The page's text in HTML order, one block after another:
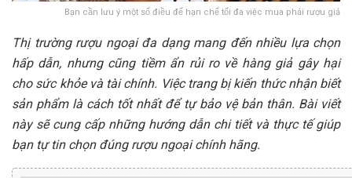
Bạn cần lưu ý một số điều để hạn chế tối đa việc mua phải rượu giả
Thị trường rượu ngoại đa dạng mang đến nhiều lựa chọn
hấp dẫn, nhưng cũng tiềm ẩn rủi ro về hàng giả gây hại
cho sức khỏe và tài chính. Việc trang bị kiến thức nhận biết
sản phẩm là cách tốt nhất để tự bảo vệ bản thân. Bài viết
này sẽ cung cấp những hướng dẫn chi tiết và thực tế giúp
bạn tự tin chọn đúng rượu ngoại chính hãng.